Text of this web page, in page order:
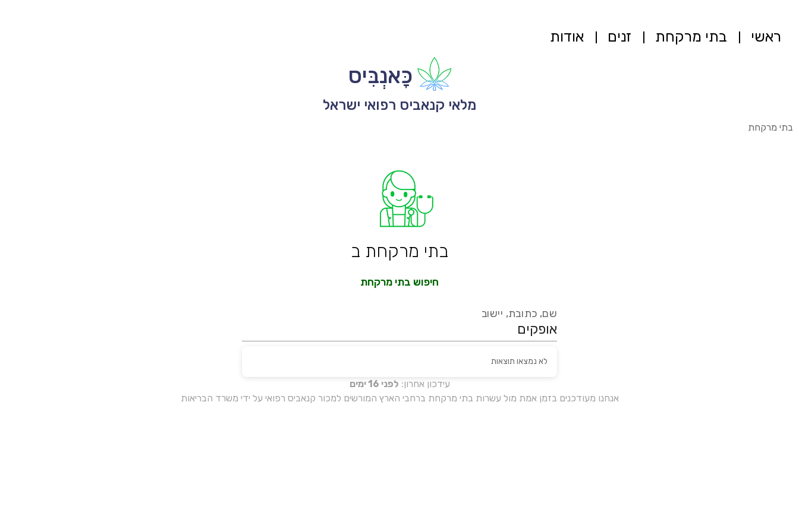
ראשי בתי מרקחת זנים אודות
כָּאנְבִּיס
מלאי קנאביס רפואי ישראל
בתי מרקחת
בתי מרקחת ב
חיפוש בתי מרקחת
שם, כתובת, יישוב
עידכון אחרון: לפני 16 ימים
אנחנו מעודכנים בזמן אמת מול עשרות בתי מרקחת ברחבי הארץ המורשים למכור קנאביס רפואי על ידי משרד הבריאות
לא נמצאו תוצאות